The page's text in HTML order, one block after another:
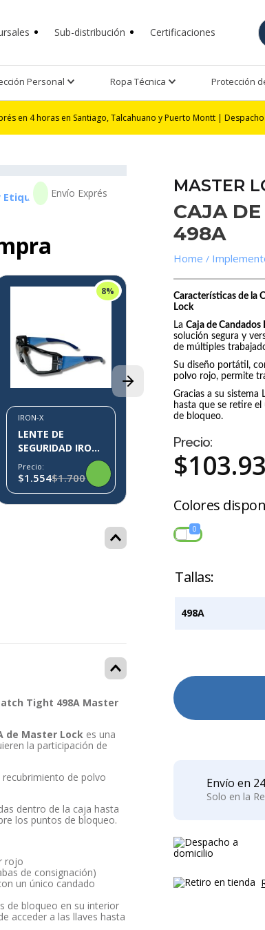
Sub-distribución Certificaciones
Personal Ropa Técnica Protección
en Santiago, Talcahuano y Puerto Montt | Despacho Exprés 24
Etiquetados
8%
IRON-X
LENTE DE
SEGURIDAD IRON-
X IX10
Precio:
$1.554$1.700
IRON-X
LENTE DE
SEGURIDAD IRON-
X IX07
Precio:
$550
Tight 498A Master
de Master Lock es una
la participación de
de polvo
dentro de la caja hasta
los puntos de bloqueo.
rojo
de consignación)
un único candado
de bloqueo en su interior
acceder a las llaves hasta
MASTER
CAJA
498A
Características de la
Lock
LaCaja de
solución segura y
de múltiples
Su diseño portátil,
polvo rojo, permite
Gracias a su sistema
hasta que se retire
de bloqueo.
Precio:
$103.
Colores
0
498A
Envío en
Solo en la